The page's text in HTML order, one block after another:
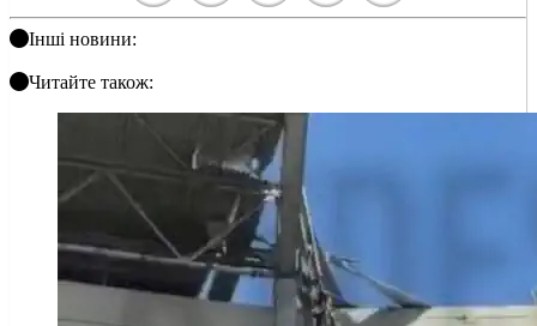
Інші новини:
Читайте також: